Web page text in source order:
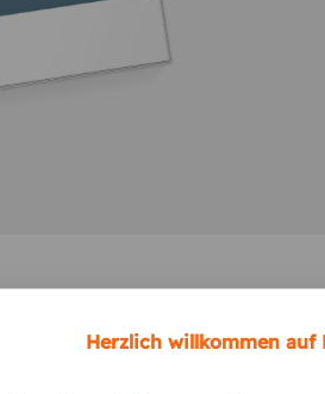
Herzlich willkommen auf